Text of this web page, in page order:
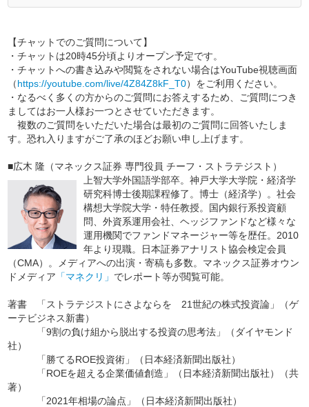
【チャットでのご質問について】
・チャットは20時45分頃よりオープン予定です。
・チャットへの書き込みや閲覧をされない場合はYouTube視聴画面
（https://youtube.com/live/4Z84Z8kF_T0）をご利用ください。
・なるべく多くの方からのご質問にお答えするため、ご質問につき
ましてはお一人様お一つとさせていただきます。
複数のご質問をいただいた場合は最初のご質問に回答いたしま
す。恐れ入りますがご了承のほどお願い申し上げます。
■広木 隆（マネックス証券 専門役員 チーフ・ストラテジスト）
上智大学外国語学部卒。神戸大学大学院・経済学
研究科博士後期課程修了。博士（経済学）。社会
構想大学院大学・特任教授。国内銀行系投資顧
問、外資系運用会社、ヘッジファンドなど様々な
運用機関でファンドマネージャー等を歴任。2010
年より現職。日本証券アナリスト協会検定会員
（CMA）。メディアへの出演・寄稿も多数。マネックス証券オウン
ドメディア 「マネクリ」 でレポート等が閲覧可能。
著書 「ストラテジストにさよならを 21世紀の株式投資論」（ゲ
ーテビジネス新書）
「9割の負け組から脱出する投資の思考法」（ダイヤモンド
社）
「勝てるROE投資術」（日本経済新聞出版社）
「ROEを超える企業価値創造」（日本経済新聞出版社）（共
著）
「2021年相場の論点」（日本経済新聞出版社）